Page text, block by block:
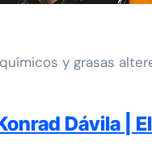
y grasas
Dávila |